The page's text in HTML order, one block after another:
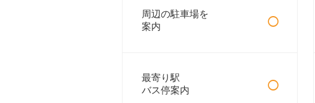
周辺の駐車場を
案内
○
最寄り駅
バス停案内
○